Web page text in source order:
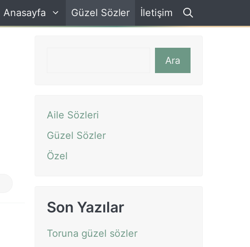
Anasayfa Güzel Sözler İletişim
Ara
Aile Sözleri
Güzel Sözler
Özel
Son Yazılar
Toruna güzel sözler